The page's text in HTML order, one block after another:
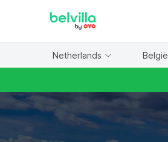
Netherlands België